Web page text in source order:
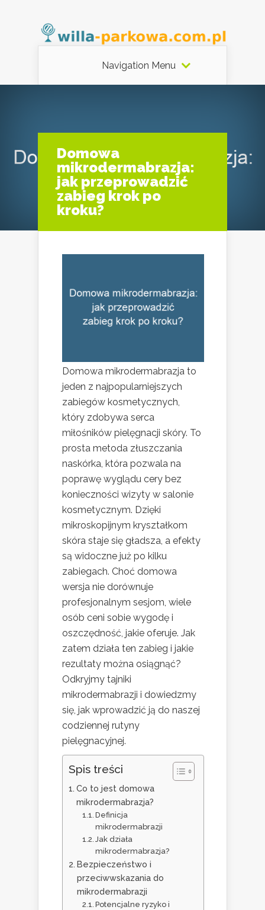
Navigation Menu
Domowa
mikrodermabrazja:
jak przeprowadzić
zabieg krok po
kroku?
Domowa mikrodermabrazja to
jeden z najpopularniejszych
zabiegów kosmetycznych,
który zdobywa serca
miłośników pielęgnacji skóry. To
prosta metoda złuszczania
naskórka, która pozwala na
poprawę wyglądu cery bez
konieczności wizyty w salonie
kosmetycznym. Dzięki
mikroskopijnym kryształkom
skóra staje się gładsza, a efekty
są widoczne już po kilku
zabiegach. Choć domowa
wersja nie dorównuje
profesjonalnym sesjom, wiele
osób ceni sobie wygodę i
oszczędność, jakie oferuje. Jak
zatem działa ten zabieg i jakie
rezultaty można osiągnąć?
Odkryjmy tajniki
mikrodermabrazji i dowiedzmy
się, jak wprowadzić ją do naszej
codziennej rutyny
pielęgnacyjnej.
Spis treści
Co to jest domowa
mikrodermabrazja?
Definicja
mikrodermabrazji
Jak działa
mikrodermabrazja?
Bezpieczeństwo i
przeciwwskazania do
mikrodermabrazji
Potencjalne ryzyko i